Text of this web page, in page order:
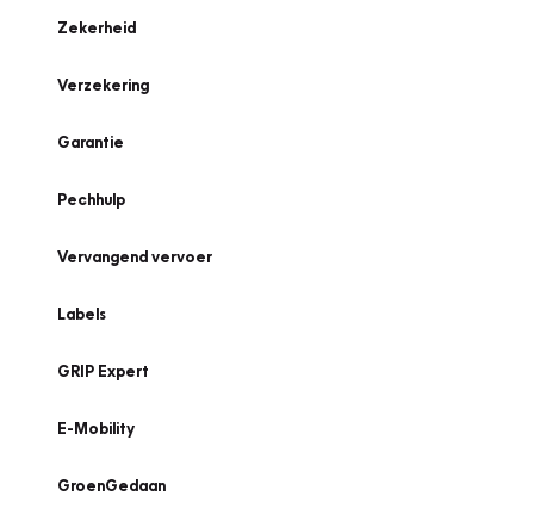
Zekerheid
Verzekering
Garantie
Pechhulp
Vervangend vervoer
Labels
GRIP Expert
E-Mobility
GroenGedaan